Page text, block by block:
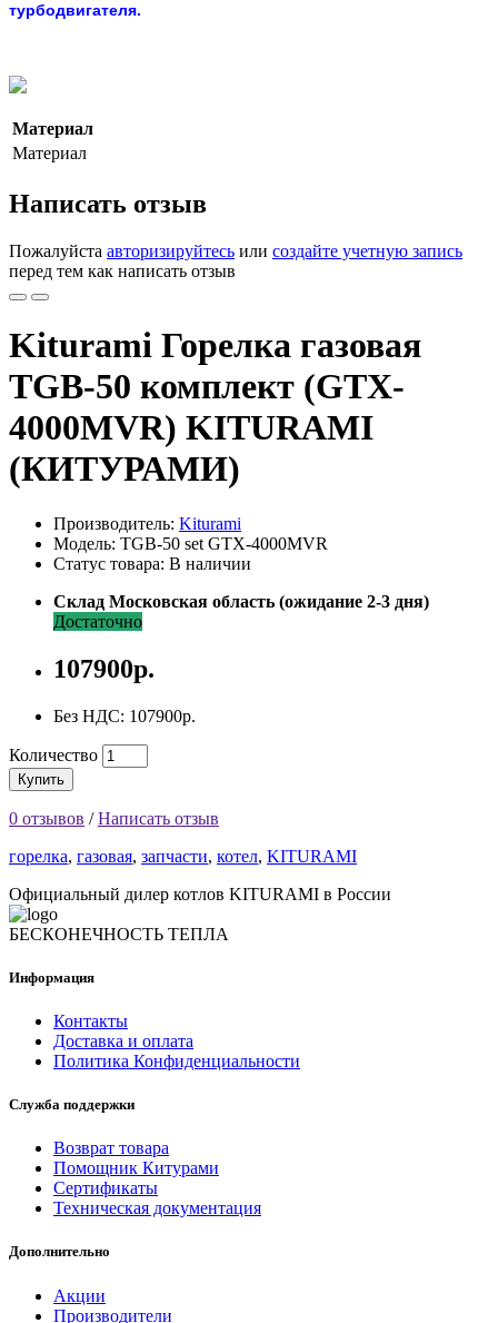
турбодвигателя.
Материал
Материал
Написать отзыв
Пожалуйста авторизируйтесь или создайте учетную запись
перед тем как написать отзыв
Kiturami Горелка газовая
TGB-50 комплект (GTX-
4000MVR) KITURAMI
(КИТУРАМИ)
Производитель: Kiturami
Модель: TGB-50 set GTX-4000MVR
Статус товара: В наличии
Склад Московская область (ожидание 2-3 дня)
Достаточно
107900р.
Без НДС: 107900р.
Количество
Купить
0 отзывов /Написать отзыв
горелка, газовая, запчасти, котел, KITURAMI
Официальный дилер котлов KITURAMI в России
БЕСКОНЕЧНОСТЬ ТЕПЛА
Информация
Контакты
Доставка и оплата
Политика Конфиденциальности
Служба поддержки
Возврат товара
Помощник Китурами
Сертификаты
Техническая документация
Дополнительно
Акции
Производители